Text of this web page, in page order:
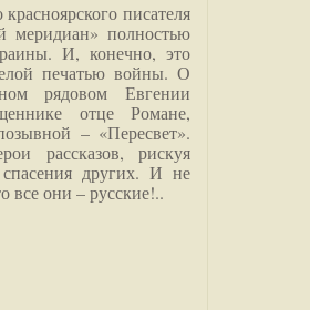
писателя
меридиан» полностью
И, конечно, это
печатью войны. О
рядовом Евгении
отце Романе,
– «Пересвет».
рассказов, рискуя
других. И не
все они – русские!..